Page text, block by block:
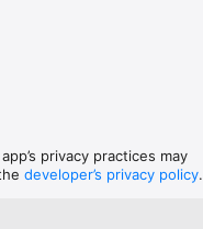
privacy practices may
developer’s privacy policy.